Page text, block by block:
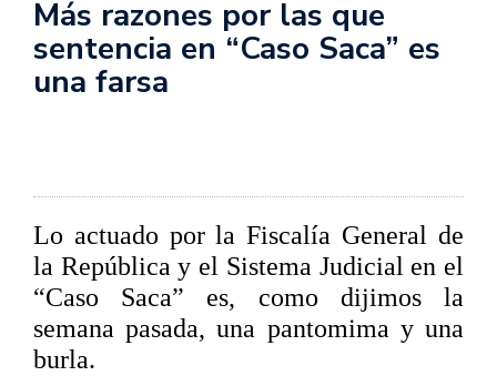
Más razones por las que
sentencia en “Caso Saca” es
una farsa
Lo actuado por la Fiscalía General de
la República y el Sistema Judicial en el
“Caso Saca” es, como dijimos la
semana pasada, una pantomima y una
burla.